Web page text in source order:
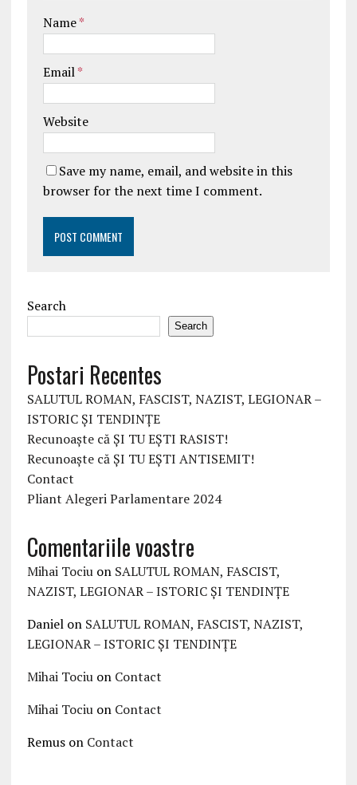
Name*
Email*
Website
Save my name, email, and website in this
browser for the next time I comment.
Search
Search
Postari Recentes
SALUTUL ROMAN, FASCIST, NAZIST, LEGIONAR –
ISTORIC ȘI TENDINȚE
Recunoaște că ȘI TU EȘTI RASIST!
Recunoaște că ȘI TU EȘTI ANTISEMIT!
Contact
Pliant Alegeri Parlamentare 2024
Comentariile voastre
Mihai Tociuon SALUTUL ROMAN, FASCIST,
NAZIST, LEGIONAR – ISTORIC ȘI TENDINȚE
Danielon SALUTUL ROMAN, FASCIST, NAZIST,
LEGIONAR – ISTORIC ȘI TENDINȚE
Mihai Tociuon Contact
Mihai Tociuon Contact
Remuson Contact